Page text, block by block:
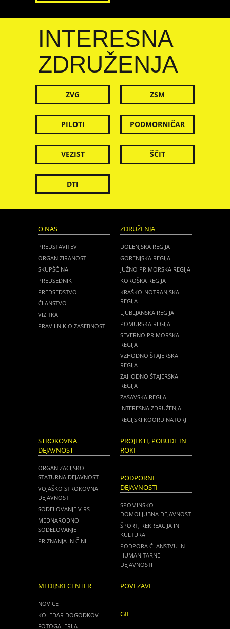
INTERESNA
ZDRUŽENJA
ZVG ZSM
PILOTI PODMORNIČAR
VEZIST ŠČIT
DTI
O NAS
PREDSTAVITEV
ORGANIZIRANOST
SKUPŠČINA
PREDSEDNIK
PREDSEDSTVO
ČLANSTVO
VIZITKA
PRAVILNIK O ZASEBNOSTI
ZDRUŽENJA
DOLENJSKA REGIJA
GORENJSKA REGIJA
JUŽNO PRIMORSKA REGIJA
KOROŠKA REGIJA
KRAŠKO-NOTRANJSKA
REGIJA
LJUBLJANSKA REGIJA
POMURSKA REGIJA
SEVERNO PRIMORSKA
REGIJA
VZHODNO ŠTAJERSKA
REGIJA
ZAHODNO ŠTAJERSKA
REGIJA
ZASAVSKA REGIJA
INTERESNA ZDRUŽENJA
REGIJSKI KOORDINATORJI
STROKOVNA
DEJAVNOST
ORGANIZACIJSKO
STATURNA DEJAVNOST
VOJAŠKO STROKOVNA
DEJAVNOST
SODELOVANJE V RS
MEDNARODNO
SODELOVANJE
PRIZNANJA IN ČINI
PROJEKTI, POBUDE IN
ROKI
PODPORNE
DEJAVNOSTI
SPOMINSKO
DOMOLJUBNA DEJAVNOST
ŠPORT, REKREACIJA IN
KULTURA
PODPORA ČLANSTVU IN
HUMANITARNE
DEJAVNOSTI
MEDIJSKI CENTER
NOVICE
KOLEDAR DOGODKOV
FOTOGALERIJA
POVEZAVE
GIE